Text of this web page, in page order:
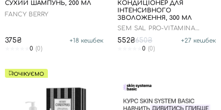
СУХИЙ ШАМПУНЬ, 200 МЛ
FANCY BERRY
375₴ +18 кешбек
0 (0)
КОНДИЦІОНЕР ДЛЯ
ІНТЕНСИВНОГО
ЗВОЛОЖЕННЯ, 300 МЛ
SEM SAL PRO-VITAMINA
552₴650₴ +27 кешбек
0 (0)
ОЧІКУЄМО